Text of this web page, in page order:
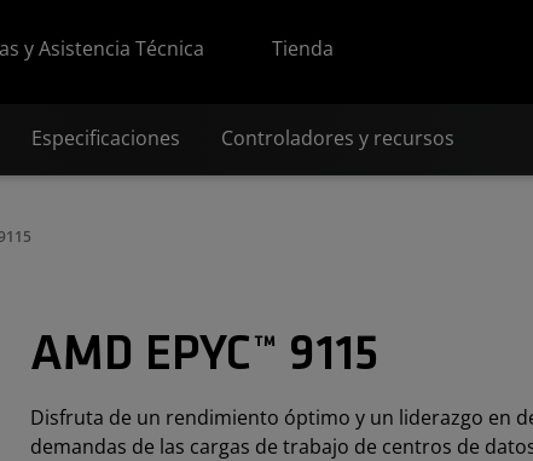
y Asistencia Técnica Tienda
Especificaciones Controladores y recursos
AMD EPYC™ 9115
Disfruta de un rendimiento óptimo y un liderazgo en
demandas de las cargas de trabajo de centros de